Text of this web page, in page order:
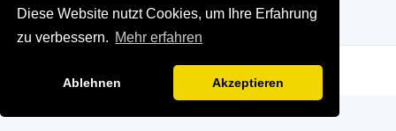
Diese Website nutzt Cookies, um Ihre Erfahrung
zu verbessern. Mehr erfahren
Ablehnen Akzeptieren